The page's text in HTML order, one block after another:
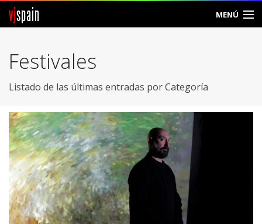
vjspain MENÚ
Foros
Vjspain
Ayuda
Contacto
Entrar
Festivales
Listado de las últimas entradas por Categoría